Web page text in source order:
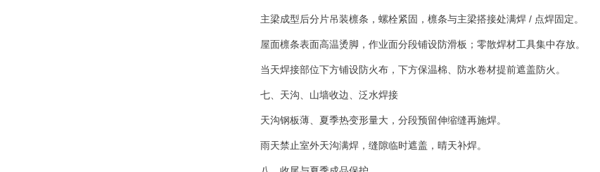
主梁成型后分片吊装檩条，螺栓紧固，檩条与主梁搭接处满焊 / 点焊固定。
屋面檩条表面高温烫脚，作业面分段铺设防滑板；零散焊材工具集中存放。
当天焊接部位下方铺设防火布，下方保温棉、防水卷材提前遮盖防火。
七、天沟、山墙收边、泛水焊接
天沟钢板薄、夏季热变形量大，分段预留伸缩缝再施焊。
雨天禁止室外天沟满焊，缝隙临时遮盖，晴天补焊。